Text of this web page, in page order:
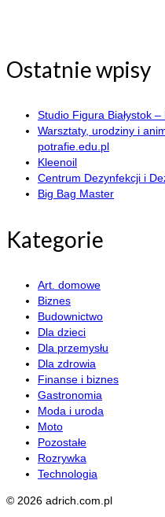
Ostatnie wpisy
Studio Figura Białystok
Warsztaty, urodziny i
potrafie.edu.pl
Kleenoil
Centrum Dezynfekcji i
Big Bag Master
Kategorie
Art. domowe
Biznes
Budownictwo
Dla dzieci
Dla przemysłu
Dla zdrowia
Finanse i biznes
Gastronomia
Moda i uroda
Moto
Pozostałe
Rozrywka
Technologia
© 2026 adrich.com.pl